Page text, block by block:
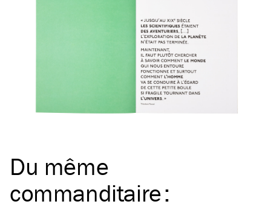
Du même
commanditaire: